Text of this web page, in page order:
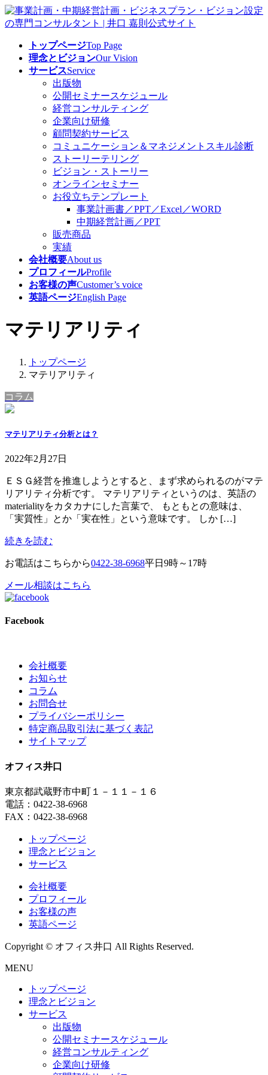
コ
ン
ナ
ビ
トップページTop Page
理念とビジョンOur Vision
サービスService
出版物
公開セミナースケジュール
経営コンサルティング
企業向け研修
顧問契約サービス
コミュニケーション＆マネジメントスキル診断
ストーリーテリング
ビジョン・ストーリー
オンラインセミナー
お役立ちテンプレート
事業計画書／PPT／Excel／WORD
中期経営計画／PPT
販売商品
実績
会社概要About us
プロフィールProfile
お客様の声Customer’s voice
英語ページEnglish Page
マテリアリティ
トップページ
マテリアリティ
コラム
マテリアリティ分析とは？
2022年2月27日
ＥＳＧ経営を推進しようとすると、まず求められるのがマテ
リアリティ分析です。 マテリアリティというのは、英語の
materialityをカタカナにした言葉で、 もともとの意味は、
「実質性」とか「実在性」という意味です。 しか […]
続きを読む
お電話はこちらから0422-38-6968平日9時～17時
メール相談はこちら
Facebook
会社概要
お知らせ
コラム
お問合せ
プライバシーポリシー
特定商品取引法に基づく表記
サイトマップ
オフィス井口
東京都武蔵野市中町１－１１－１６
電話：0422-38-6968
FAX：0422-38-6968
トップページ
理念とビジョン
サービス
会社概要
プロフィール
お客様の声
英語ページ
Copyright © オフィス井口 All Rights Reserved.
MENU
トップページ
理念とビジョン
サービス
出版物
公開セミナースケジュール
経営コンサルティング
企業向け研修